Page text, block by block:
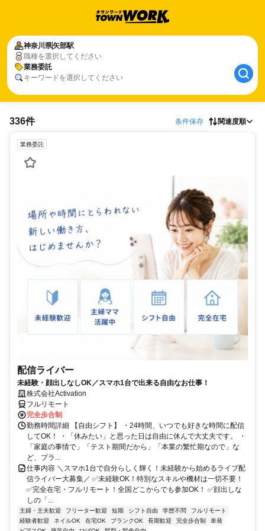
神奈川県矢部駅
職種を選択してください
業務委託
キーワードを選択してください
336件 条件保存 関連度順
業務委託
配信ライバー
未経験・顔出しなしOK／スマホ1台で出来る自由なお仕事！
株式会社Activation
フルリモート
完全歩合制
勤務時間詳細 【自由シフト】 ・24時間、いつでも好きな時間に配信
してOK！ ・「休みたい」と思った日は自由に休んで大丈夫です。 ・
「家庭の事情で」「テスト期間だから」「本業の繁忙期なので」な
ど、プラ...
仕事内容 ＼スマホ1台で自分らしく輝く！未経験から始めるライブ配
信ライバー大募集／ ✅未経験OK！特別なスキルや機材は一切不要！
✅完全在宅・フルリモート！全国どこからでも参加OK！ ✅顔出しな
しの「...
主婦・主夫歓迎 フリーター歓迎 短期 シフト自由 学歴不問
フルリモート
経験者歓迎
ネイルOK 在宅OK ブランクOK 長期歓迎 完全歩合制
単発